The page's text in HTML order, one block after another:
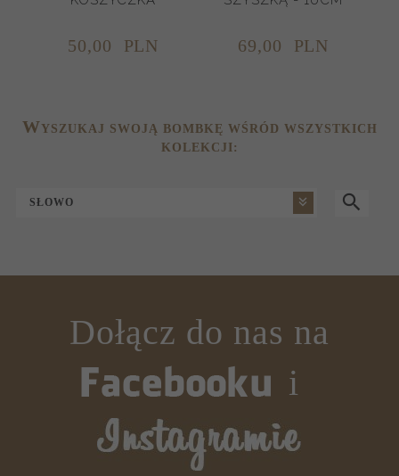
50,00 PLN 69,00 PLN
WYSZUKAJ SWOJĄ BOMBKĘ WŚRÓD WSZYSTKICH
KOLEKCJI:
SŁOWO
Dołącz do nas na
i